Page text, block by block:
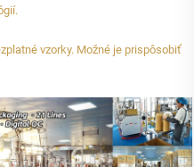
vzorky. Možné je prispôsobiť